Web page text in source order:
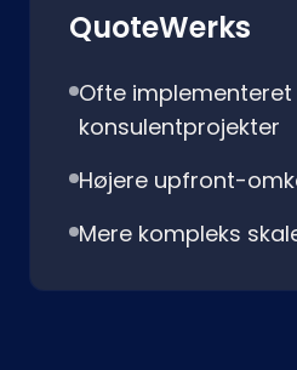
QuoteWerks
Ofte
konsulentprojekter
Højere upfront-
Mere kompleks